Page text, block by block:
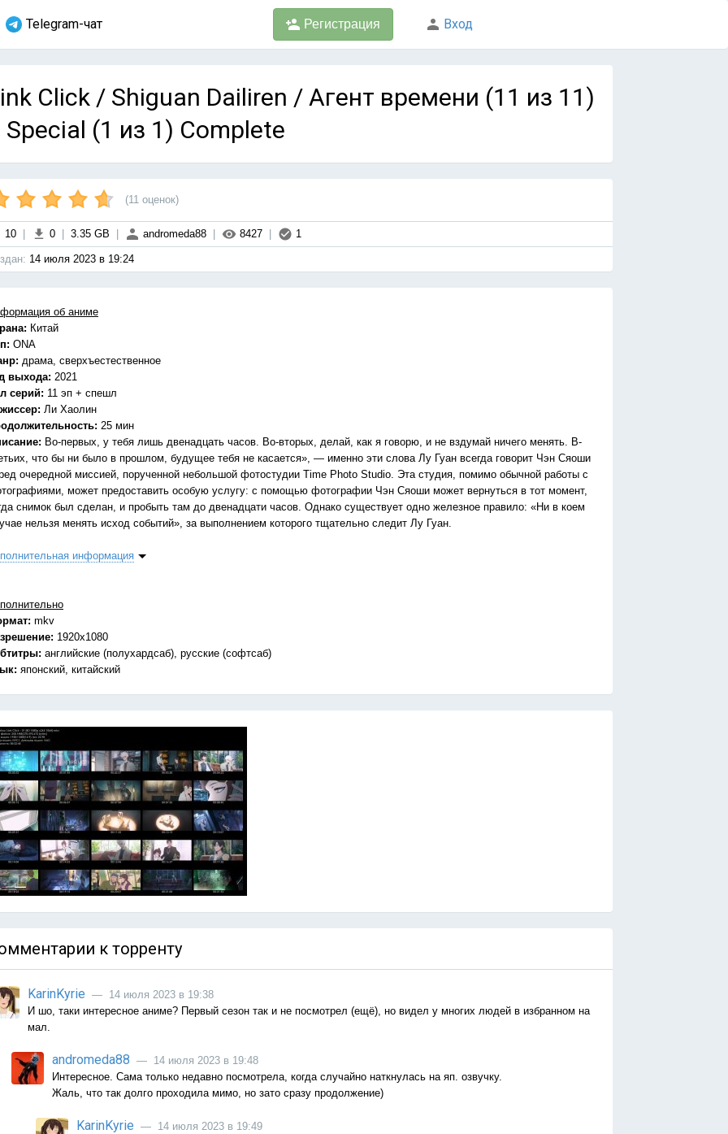
Telegram-чат Регистрация Вход
Click / Shiguan Dailiren / Агент времени (11 из 11)
Special (1 из 1) Complete
(11 оценок)
10 0 3.35 GB andromeda88 8427 1
14 июля 2023 в 19:24
об аниме
Китай
ONA
драма, сверхъестественное
выхода: 2021
серий: 11 эп + спешл
Ли Хаолин
25 мин
Во-первых, у тебя лишь двенадцать часов. Во-вторых, делай, как я говорю, и не вздумай ничего менять. В-
что бы ни было в прошлом, будущее тебя не касается», — именно эти слова Лу Гуан всегда говорит Чэн Сяоши
очередной миссией, порученной небольшой фотостудии Time Photo Studio‎. Эта студия, помимо обычной работы с
может предоставить особую услугу: с помощью фотографии Чэн Сяоши может вернуться в тот момент,
снимок был сделан, и пробыть там до двенадцати часов. Однако существует одно железное правило: «Ни в коем
нельзя менять исход событий», за выполнением которого тщательно следит Лу Гуан.
информация
mkv
1920x1080
английские (полухардсаб), русские (софтсаб)
японский, китайский
к торренту
KarinKyrie — 14 июля 2023 в 19:38
И шо, таки интересное аниме? Первый сезон так и не посмотрел (ещё), но видел у многих людей в избранном на
мал.
andromeda88 — 14 июля 2023 в 19:48
Интересное. Сама только недавно посмотрела, когда случайно наткнулась на яп. озвучку.
Жаль, что так долго проходила мимо, но зато сразу продолжение)
KarinKyrie — 14 июля 2023 в 19:49